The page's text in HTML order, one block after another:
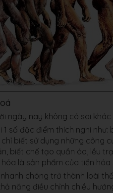
ngày nay không có sai khác
số đặc điểm thích nghi
biết sử dụng những công
biết chế tạo quần áo, lều
là sản phẩm của tiến hóa
chóng trở thành loài
năng điều chỉnh chiều